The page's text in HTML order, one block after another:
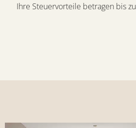
Ihre Steuervorteile betragen bis zu